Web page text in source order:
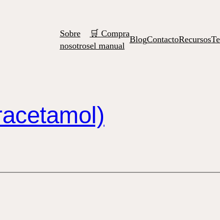
Sobre
nosotros
🛒 Compra
el manual
BlogContactoRecursos